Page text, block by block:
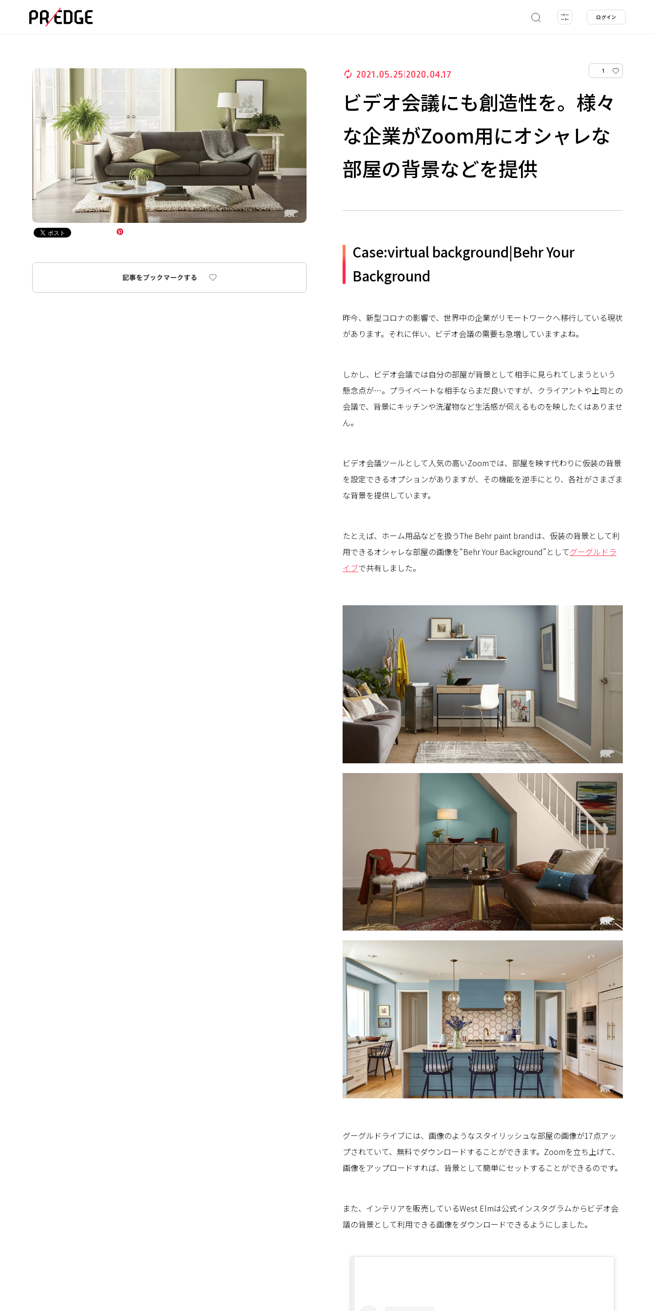
ログイン
2021.05.25 2020.04.17 1
ビデオ会議にも創造性を。様々
な企業がZoom用にオシャレな
部屋の背景などを提供
Case:virtual background|Behr Your
Background
昨今、新型コロナの影響で、世界中の企業がリモートワークへ移行している現状
があります。それに伴い、ビデオ会議の需要も急増していますよね。
しかし、ビデオ会議では自分の部屋が背景として相手に見られてしまうという
懸念点が…。プライベートな相手ならまだ良いですが、クライアントや上司との
会議で、背景にキッチンや洗濯物など生活感が伺えるものを映したくはありませ
ん。
ビデオ会議ツールとして人気の高いZoomでは、部屋を映す代わりに仮装の背景
を設定できるオプションがありますが、その機能を逆手にとり、各社がさまざま
な背景を提供しています。
たとえば、ホーム用品などを扱うThe Behr paint brandは、仮装の背景として利
用できるオシャレな部屋の画像を“Behr Your Background”としてグーグルドラ
イブで共有しました。
グーグルドライブには、画像のようなスタイリッシュな部屋の画像が17点アッ
プされていて、無料でダウンロードすることができます。Zoomを立ち上げて、
画像をアップロードすれば、背景として簡単にセットすることができるのです。
また、インテリアを販売しているWest Elmは公式インスタグラムからビデオ会
議の背景として利用できる画像をダウンロードできるようにしました。